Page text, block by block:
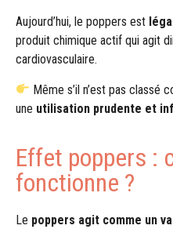
Aujourd’hui, le poppers est
produit chimique actif qui agit
cardiovasculaire.
Même s’il n’est pas classé
une utilisation prudente et
Effet poppers :
fonctionne ?
Le poppers agit comme un